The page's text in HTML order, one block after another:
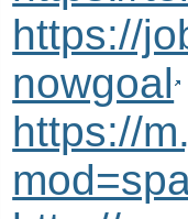
https://
nowgoal
https://